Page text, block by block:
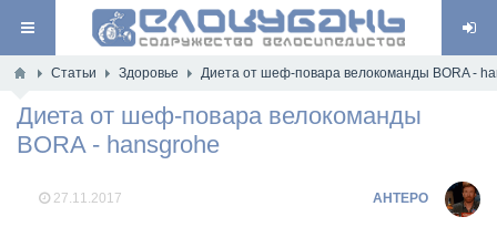
Статьи Здоровье Диета от шеф-повара велокоманды BORA -
Диета от шеф-повара велокоманды
BORA - hansgrohe
27.11.2017 AHTEPO